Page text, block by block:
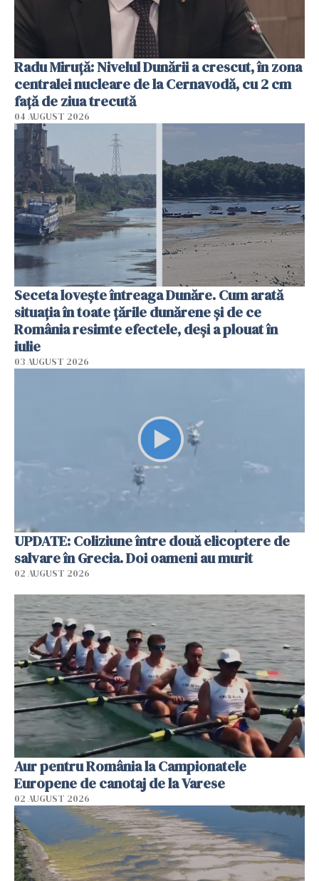
Radu Miruţă: Nivelul Dunării a crescut, în zona
centralei nucleare de la Cernavodă, cu 2 cm
faţă de ziua trecută
04 AUGUST 2026
Seceta lovește întreaga Dunăre. Cum arată
situația în toate țările dunărene și de ce
România resimte efectele, deși a plouat în
iulie
03 AUGUST 2026
UPDATE: Coliziune între două elicoptere de
salvare în Grecia. Doi oameni au murit
02 AUGUST 2026
Aur pentru România la Campionatele
Europene de canotaj de la Varese
02 AUGUST 2026